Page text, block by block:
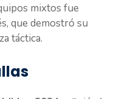
mixtos fue
que demostró su
táctica.